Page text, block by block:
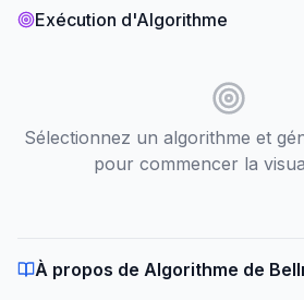
Choisir un Algorithme :
Exécution d'Algorithme
Sélectionnez un algorithme et
pour commencer la
À propos de Algorithme de